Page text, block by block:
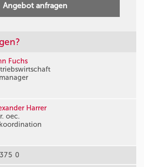
Angebot anfragen
Fuchs
Harrer
oec.
0